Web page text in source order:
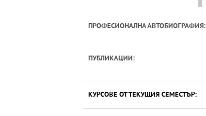
ПРОФЕСИОНАЛНА АВТОБИОГРАФИЯ:
ПУБЛИКАЦИИ:
КУРСОВЕ ОТ ТЕКУЩИЯ СЕМЕСТЪР: